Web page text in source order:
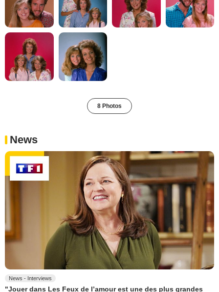
8 Photos
News
News - Interviews
"Jouer dans Les Feux de l’amour est une des plus grandes